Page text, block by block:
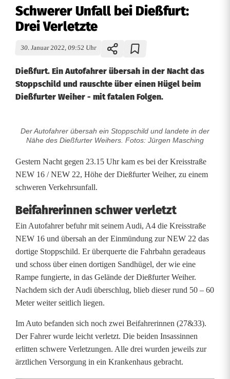
Schwerer Unfall bei Dießfurt:
Drei Verletzte
30. Januar 2022, 09:52 Uhr
Dießfurt. Ein Autofahrer übersah in der Nacht das
Stoppschild und rauschte über einen Hügel beim
Dießfurter Weiher - mit fatalen Folgen.
S
h
w
e
r
e
r
U
f
a
Der Autofahrer übersah ein Stoppschild und landete in der
Nähe des Dießfurter Weihers. Fotos: Jürgen Masching
Gestern Nacht gegen 23.15 Uhr kam es bei der Kreisstraße
NEW 16 / NEW 22, Höhe der Dießfurter Weiher, zu einem
schweren Verkehrsunfall.
Beifahrerinnen schwer verletzt
Ein Autofahrer befuhr mit seinem Audi, A4 die Kreisstraße
NEW 16 und übersah an der Einmündung zur NEW 22 das
dortige Stoppschild. Er überquerte die Fahrbahn geradeaus
und schoss über einen dortigen Sandhügel, der wie eine
Rampe fungierte, in das Gelände der Dießfurter Weiher.
Nachdem sich der Audi überschlug, blieb dieser rund 50 – 60
Meter weiter seitlich liegen.
Im Auto befanden sich noch zwei Beifahrerinnen (27&33).
Der Fahrer wurde leicht verletzt. Die beiden Insassinnen
erlitten schwere Verletzungen. Alle drei wurden jeweils zur
ärztlichen Versorgung in ein Krankenhaus gebracht.